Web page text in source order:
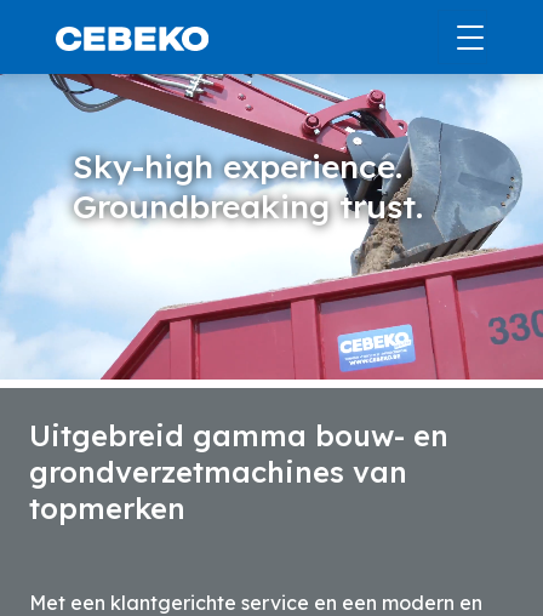
Sky-high experience.
Groundbreaking trust.
Uitgebreid gamma bouw- en
grondverzetmachines van
topmerken
Met een klantgerichte service en een modern en